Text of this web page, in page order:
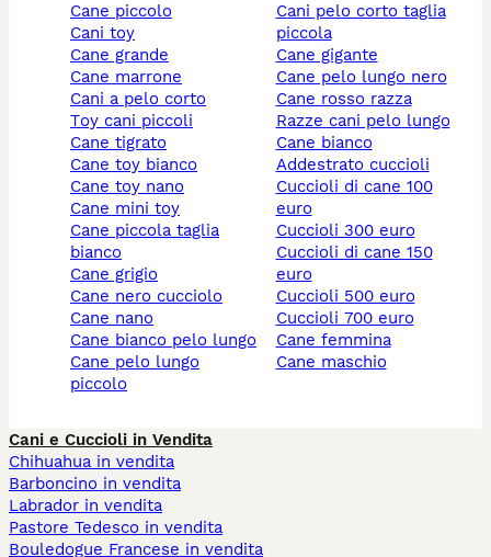
cane piccolo
cani toy
cane grande
cane marrone
cani a pelo corto
toy cani piccoli
cane tigrato
cane toy bianco
cane toy nano
cane mini toy
cane piccola taglia
bianco
cane grigio
cane nero cucciolo
cane nano
cane bianco pelo lungo
cane pelo lungo
piccolo
cani pelo corto taglia
piccola
cane gigante
cane pelo lungo nero
cane rosso razza
razze cani pelo lungo
cane bianco
addestrato cuccioli
cuccioli di cane 100
euro
cuccioli 300 euro
cuccioli di cane 150
euro
cuccioli 500 euro
cuccioli 700 euro
cane femmina
cane maschio
Cani e Cuccioli in Vendita
Chihuahua in vendita
Barboncino in vendita
Labrador in vendita
Pastore Tedesco in vendita
Bouledogue Francese in vendita